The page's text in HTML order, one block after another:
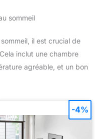
sommeil
il est crucial de
inclut une chambre
agréable, et un bon
-4%